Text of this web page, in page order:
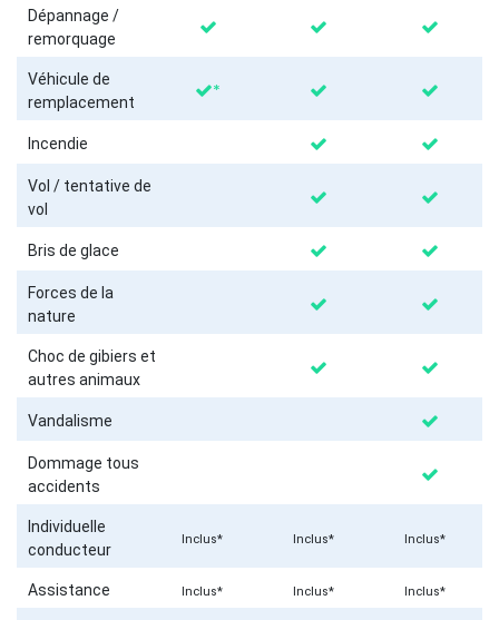
Dépannage /
remorquage
Véhicule de
remplacement
*
Incendie
Vol / tentative de
vol
Bris de glace
Forces de la
nature
Choc de gibiers et
autres animaux
Vandalisme
Dommage tous
accidents
Individuelle
conducteur
Inclus* Inclus* Inclus*
Assistance Inclus* Inclus* Inclus*